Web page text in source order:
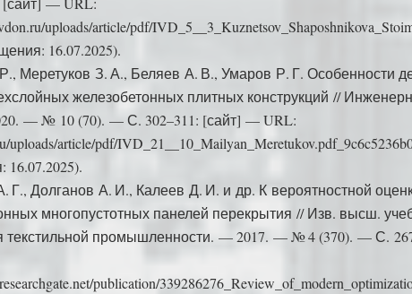
uploads/article/pdf/
16.07.2025).
Меретуков З. А., Беляев А. В., Умаров Р. Г. Особенности
железобетонных плитных конструкций //
— № 10 (70). — С. 302–311: [сайт] — URL:
uploads/article/pdf/
Г., Долганов А. И., Калеев Д. И. и др. К вероятностной
многопустотных панелей перекрытия // Изв. высш.
текстильной промышленности. — 2017. — № 4 (370). — С.
publication/